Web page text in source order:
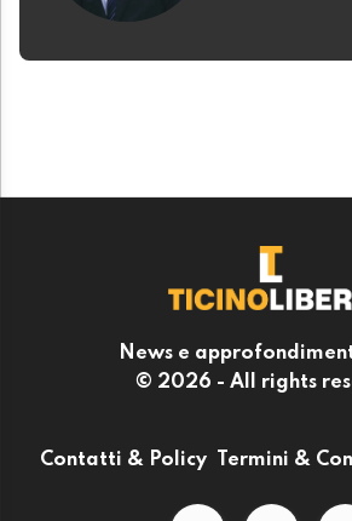
News e
© 2026 - All rights
Contatti & Policy Termini &